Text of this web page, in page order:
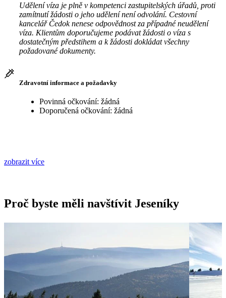
Udělení víza je plně v kompetenci zastupitelských úřadů, proti
zamítnutí žádosti o jeho udělení není odvolání. Cestovní
kancelář Čedok nenese odpovědnost za případné neudělení
víza. Klientům doporučujeme podávat žádosti o víza s
dostatečným předstihem a k žádosti dokládat všechny
požadované dokumenty.
Zdravotní informace a požadavky
Povinná očkování: žádná
Doporučená očkování: žádná
zobrazit více
Proč byste měli navštívit Jeseníky